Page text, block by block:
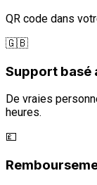
QR code dans
🇬🇧
Support basé
De vraies
heures.
💷